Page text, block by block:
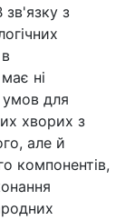
зв'язку з
ні
умов для
хворих з
але й
компонентів,